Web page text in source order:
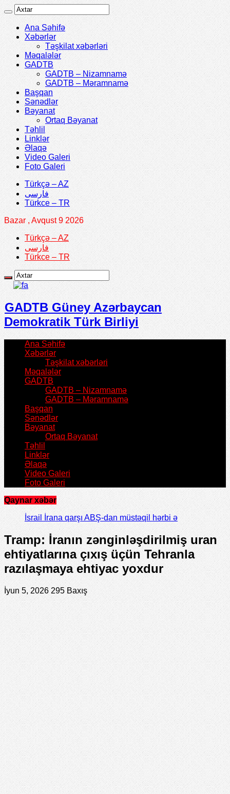
Ana Səhifə
Xəbərlər
Təşkilat xəbərləri
Məqalələr
GADTB
GADTB – Nizamnamə
GADTB – Məramnamə
Başqan
Sənədlər
Bəyanat
Ortaq Bəyanat
Təhlil
Linklər
Əlaqə
Video Galeri
Foto Galeri
Türkçə – AZ
فارسی
Türkce – TR
Bazar , Avqust 9 2026
Türkçə – AZ
فارسی
Türkce – TR
GADTB Güney Azərbaycan
Demokratik Türk Birliyi
Ana Səhifə
Xəbərlər
Təşkilat xəbərləri
Məqalələr
GADTB
GADTB – Nizamnamə
GADTB – Məramnamə
Başqan
Sənədlər
Bəyanat
Ortaq Bəyanat
Təhlil
Linklər
Əlaqə
Video Galeri
Foto Galeri
Qaynar xəbər
İsrail İrana qarşı ABŞ-dan müstəqil hərbi əməliyyata
hazırlaşır
Tramp: İranın zənginləşdirilmiş uran
ehtiyatlarına çıxış üçün Tehranla
razılaşmaya ehtiyac yoxdur
İyun 5, 2026 295 Baxış